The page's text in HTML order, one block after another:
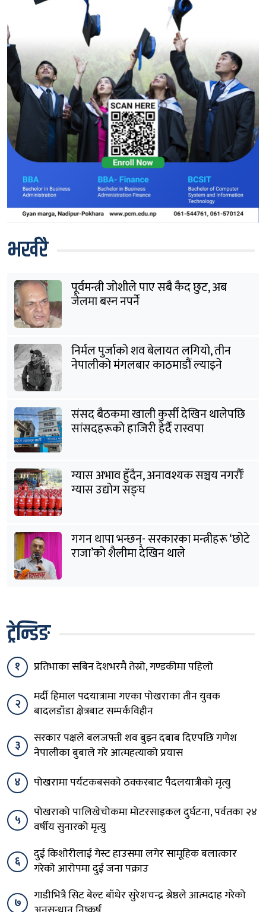
भर्खरै
पूर्वमन्त्री जोशीले पाए सबै कैद छुट, अब
जेलमा बस्न नपर्ने
निर्मल पुर्जाको शव बेलायत लगियो, तीन
नेपालीको मंगलबार काठमाडौं ल्याइने
संसद बैठकमा खाली कुर्सी देखिन थालेपछि
सांसदहरूको हाजिरी हेर्दै रास्वपा
ग्यास अभाव हुँदैन, अनावश्यक सञ्चय नगरौँः
ग्यास उद्योग सङ्घ
गगन थापा भन्छन्- सरकारका मन्त्रीहरू ‘छोटे
राजा’को शैलीमा देखिन थाले
ट्रेन्डिङ
१ प्रतिभाका सबिन देशभरमै तेस्रो, गण्डकीमा पहिलो
२
मर्दी हिमाल पदयात्रामा गएका पोखराका तीन युवक
बादलडाँडा क्षेत्रबाट सम्पर्कविहीन
३
सरकार पक्षले बलजफ्ती शव बुझ्न दबाब दिएपछि गणेश
नेपालीका बुबाले गरे आत्महत्याको प्रयास
४
पोखरामा पर्यटकबसको ठक्करबाट पैदलयात्रीको मृत्यु
५
पोखराको पालिखेचोकमा मोटरसाइकल दुर्घटना, पर्वतका २४
वर्षीय सुनारको मृत्यु
६
दुई किशोरीलाई गेस्ट हाउसमा लगेर सामूहिक बलात्कार
गरेको आरोपमा दुई जना पक्राउ
७
गाडीभित्रै सिट बेल्ट बाँधेर सुरेशचन्द्र श्रेष्ठले आत्मदाह गरेको